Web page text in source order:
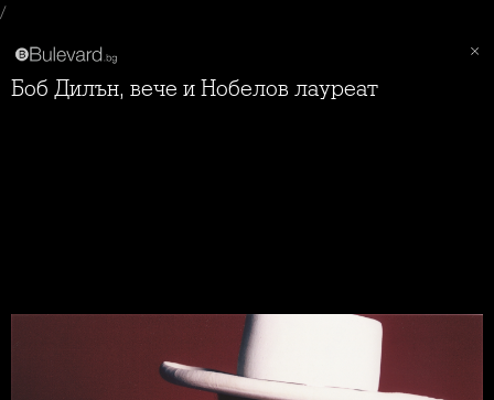
/
Боб Дилън, вече и Нобелов лауреат